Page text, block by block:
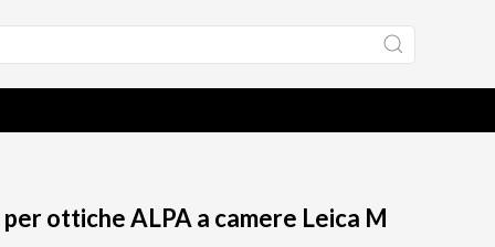
ottiche ALPA a camere Leica M